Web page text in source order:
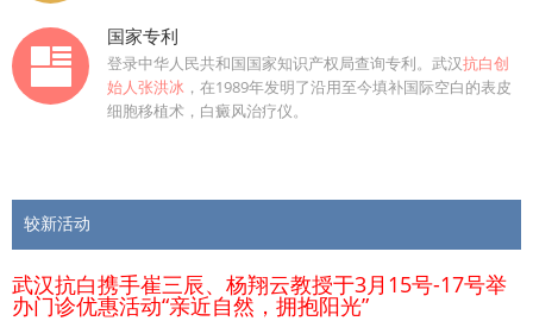
国家专利
登录中华人民共和国国家知识产权局查询专利。武汉抗白创
始人张洪冰 ，在1989年发明了沿用至今填补国际空白的表皮
细胞移植术，白癜风治疗仪。
较新活动
武汉抗白携手崔三辰、杨翔云教授于3月15号-17号举
办门诊优惠活动“亲近自然，拥抱阳光”